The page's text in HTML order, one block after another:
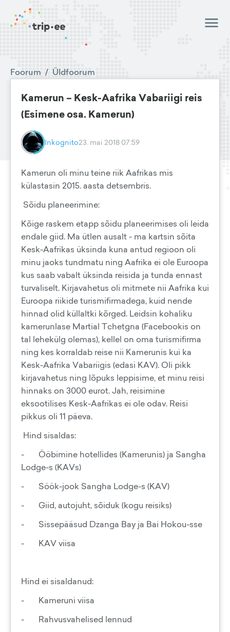
Foorum / Üldfoorum
Kamerun – Kesk-Aafrika Vabariigi reis
(Esimene osa. Kamerun)
Inkognito23. mai 2018 07:59
Kamerun oli minu teine riik Aafrikas mis
külastasin 2015. aasta detsembris.
Sõidu planeerimine:
Kõige raskem etapp sõidu planeerimises oli leida
endale giid. Ma ütlen ausalt - ma kartsin sõita
Kesk-Aafrikas üksinda kuna antud regioon oli
minu jaoks tundmatu ning Aafrika ei ole Euroopa
kus saab vabalt üksinda reisida ja tunda ennast
turvaliselt. Kirjavahetus oli mitmete nii Aafrika kui
Euroopa riikide turismifirmadega, kuid nende
hinnad olid küllaltki kõrged. Leidsin kohaliku
kamerunlase Martial Tchetgna (Facebookis on
tal lehekülg olemas), kellel on oma turismifirma
ning kes korraldab reise nii Kamerunis kui ka
Kesk-Aafrika Vabariigis (edasi KAV). Oli pikk
kirjavahetus ning lõpuks leppisime, et minu reisi
hinnaks on 3000 eurot. Jah, reisimine
eksootilises Kesk-Aafrikas ei ole odav. Reisi
pikkus oli 11 päeva.
Hind sisaldas:
- Ööbimine hotellides (Kamerunis) ja Sangha
Lodge-s (KAVs)
- Söök-jook Sangha Lodge-s (KAV)
- Giid, autojuht, sõiduk (kogu reisiks)
- Sissepääsud Dzanga Bay ja Bai Hokou-sse
- KAV viisa
Hind ei sisaldanud:
- Kameruni viisa
- Rahvusvahelised lennud